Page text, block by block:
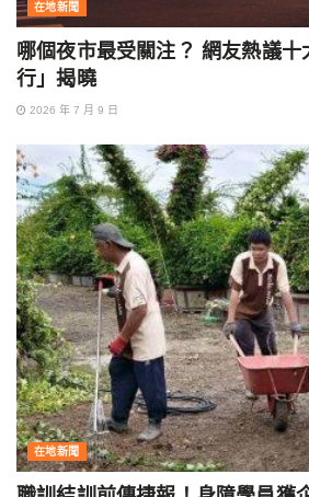
在地新聞
哪個夜市最受關注？ 網友熱議十
行」揭曉
2026 年 7 月 9 日
在地新聞